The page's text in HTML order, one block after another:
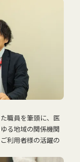
職員を筆頭に、医
る地域の関係機関
利用者様の活躍の